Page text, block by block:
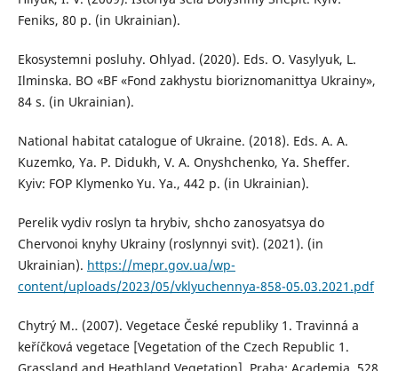
Feniks, 80 p. (in Ukrainian).
Ekosystemni posluhy. Ohlyad. (2020). Eds. O. Vasylyuk, L.
Ilminska. BO «BF «Fond zakhystu bioriznomanittya Ukrainy»,
84 s. (in Ukrainian).
National habitat catalogue of Ukraine. (2018). Eds. А. А.
Kuzemko, Ya. P. Didukh, V. A. Onyshchenko, Ya. Sheffer.
Kyiv: FOP Klymenko Yu. Ya., 442 p. (in Ukrainian).
Perelik vydiv roslyn ta hrybiv, shcho zanosyatsya do
Chervonoi knyhy Ukrainy (roslynnyi svit). (2021). (in
Ukrainian). https://mepr.gov.ua/wp-
content/uploads/2023/05/vklyuchennya-858-05.03.2021.pdf
Chytrý M.. (2007). Vegetace České republiky 1. Travinná a
keříčková vegetace [Vegetation of the Czech Republic 1.